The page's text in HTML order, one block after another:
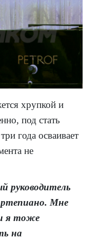
хрупкой и
под стать
года осваивает
не
руководитель
Мне
я тоже
на